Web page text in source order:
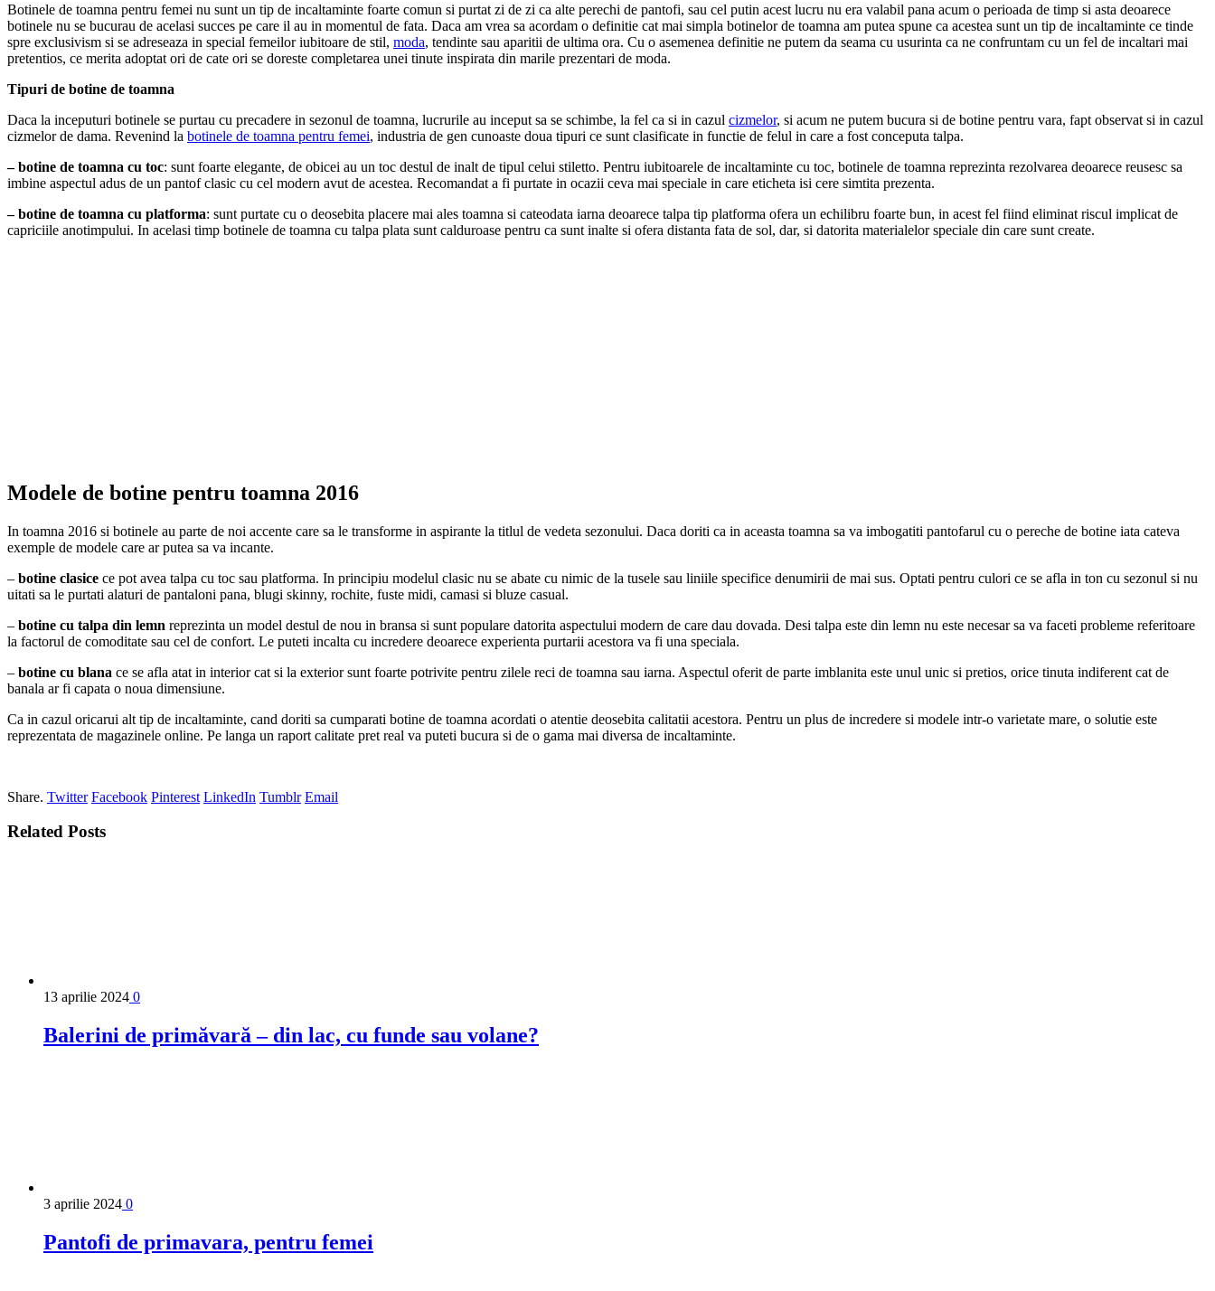
Botinele de toamna pentru femei nu sunt un tip de incaltaminte foarte comun si purtat zi de zi ca alte perechi de pantofi, sau cel putin acest lucru nu era valabil pana acum o perioada de timp si asta deoarece
botinele nu se bucurau de acelasi succes pe care il au in momentul de fata. Daca am vrea sa acordam o definitie cat mai simpla botinelor de toamna am putea spune ca acestea sunt un tip de incaltaminte ce tinde
spre exclusivism si se adreseaza in special femeilor iubitoare de stil, moda, tendinte sau aparitii de ultima ora. Cu o asemenea definitie ne putem da seama cu usurinta ca ne confruntam cu un fel de incaltari mai
pretentios, ce merita adoptat ori de cate ori se doreste completarea unei tinute inspirata din marile prezentari de moda.
Tipuri de botine de toamna
Daca la inceputuri botinele se purtau cu precadere in sezonul de toamna, lucrurile au inceput sa se schimbe, la fel ca si in cazul cizmelor, si acum ne putem bucura si de botine pentru vara, fapt observat si in cazul
cizmelor de dama. Revenind la botinele de toamna pentru femei, industria de gen cunoaste doua tipuri ce sunt clasificate in functie de felul in care a fost conceputa talpa.
– botine de toamna cu toc: sunt foarte elegante, de obicei au un toc destul de inalt de tipul celui stiletto. Pentru iubitoarele de incaltaminte cu toc, botinele de toamna reprezinta rezolvarea deoarece reusesc sa
imbine aspectul adus de un pantof clasic cu cel modern avut de acestea. Recomandat a fi purtate in ocazii ceva mai speciale in care eticheta isi cere simtita prezenta.
– botine de toamna cu platforma: sunt purtate cu o deosebita placere mai ales toamna si cateodata iarna deoarece talpa tip platforma ofera un echilibru foarte bun, in acest fel fiind eliminat riscul implicat de
capriciile anotimpului. In acelasi timp botinele de toamna cu talpa plata sunt calduroase pentru ca sunt inalte si ofera distanta fata de sol, dar, si datorita materialelor speciale din care sunt create.
Modele de botine pentru toamna 2016
In toamna 2016 si botinele au parte de noi accente care sa le transforme in aspirante la titlul de vedeta sezonului. Daca doriti ca in aceasta toamna sa va imbogatiti pantofarul cu o pereche de botine iata cateva
exemple de modele care ar putea sa va incante.
– botine clasice ce pot avea talpa cu toc sau platforma. In principiu modelul clasic nu se abate cu nimic de la tusele sau liniile specifice denumirii de mai sus. Optati pentru culori ce se afla in ton cu sezonul si nu
uitati sa le purtati alaturi de pantaloni pana, blugi skinny, rochite, fuste midi, camasi si bluze casual.
– botine cu talpa din lemn reprezinta un model destul de nou in bransa si sunt populare datorita aspectului modern de care dau dovada. Desi talpa este din lemn nu este necesar sa va faceti probleme referitoare
la factorul de comoditate sau cel de confort. Le puteti incalta cu incredere deoarece experienta purtarii acestora va fi una speciala.
– botine cu blana ce se afla atat in interior cat si la exterior sunt foarte potrivite pentru zilele reci de toamna sau iarna. Aspectul oferit de parte imblanita este unul unic si pretios, orice tinuta indiferent cat de
banala ar fi capata o noua dimensiune.
Ca in cazul oricarui alt tip de incaltaminte, cand doriti sa cumparati botine de toamna acordati o atentie deosebita calitatii acestora. Pentru un plus de incredere si modele intr-o varietate mare, o solutie este
reprezentata de magazinele online. Pe langa un raport calitate pret real va puteti bucura si de o gama mai diversa de incaltaminte.
Share. Twitter Facebook Pinterest LinkedIn Tumblr Email
Related Posts
13 aprilie 2024 0
Balerini de primăvară – din lac, cu funde sau volane?
3 aprilie 2024 0
Pantofi de primavara, pentru femei